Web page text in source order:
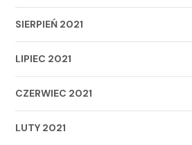
SIERPIEŃ 2021
LIPIEC 2021
CZERWIEC 2021
LUTY 2021